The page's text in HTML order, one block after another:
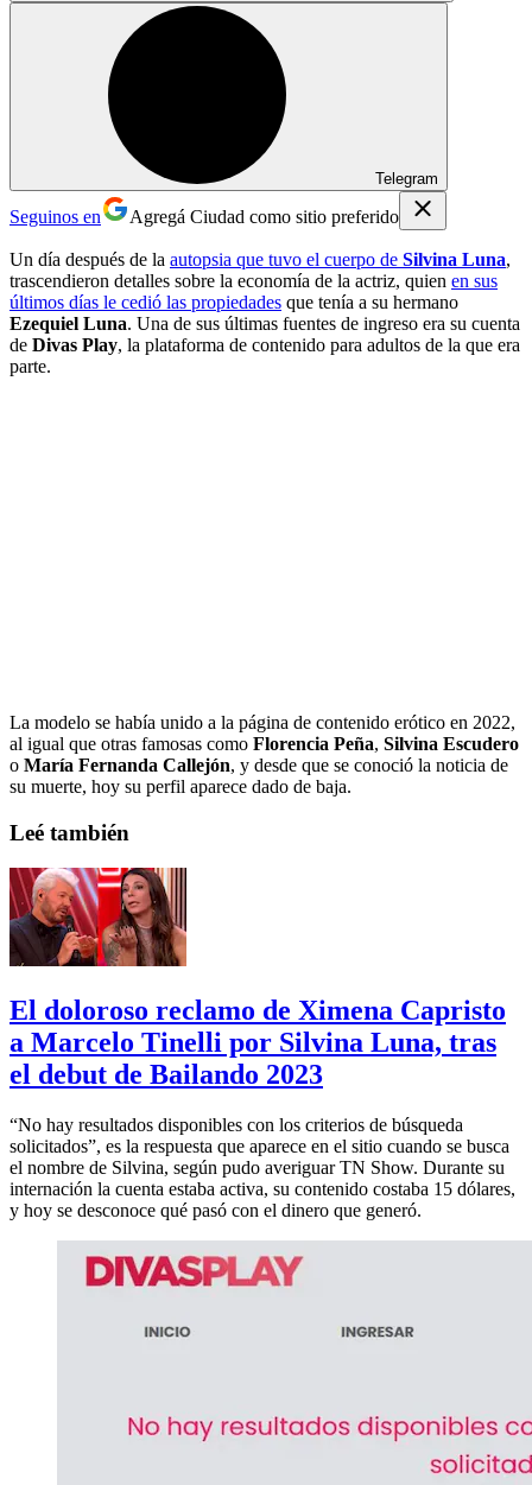
Telegram
Seguinos en Agregá Ciudad como sitio preferido
Un día después de la autopsia que tuvo el cuerpo de Silvina Luna,
trascendieron detalles sobre la economía de la actriz, quien en sus
últimos días le cedió las propiedades que tenía a su hermano
Ezequiel Luna. Una de sus últimas fuentes de ingreso era su cuenta
de Divas Play, la plataforma de contenido para adultos de la que era
parte.
La modelo se había unido a la página de contenido erótico en 2022,
al igual que otras famosas como Florencia Peña, Silvina Escudero
o María Fernanda Callejón, y desde que se conoció la noticia de
su muerte, hoy su perfil aparece dado de baja.
Leé también
El doloroso reclamo de Ximena Capristo
a Marcelo Tinelli por Silvina Luna, tras
el debut de Bailando 2023
“No hay resultados disponibles con los criterios de búsqueda
solicitados”, es la respuesta que aparece en el sitio cuando se busca
el nombre de Silvina, según pudo averiguar TN Show. Durante su
internación la cuenta estaba activa, su contenido costaba 15 dólares,
y hoy se desconoce qué pasó con el dinero que generó.